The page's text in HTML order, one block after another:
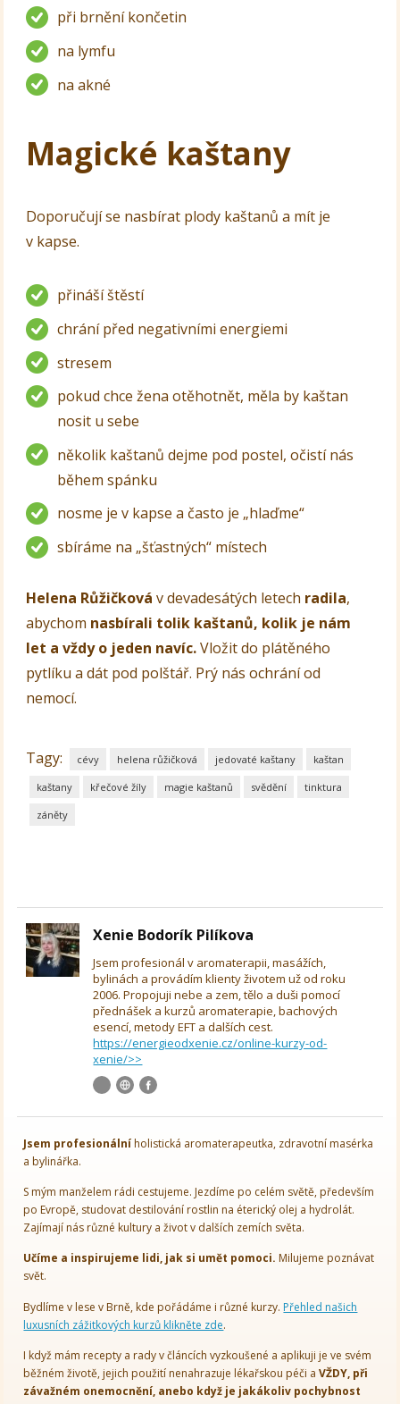
při brnění končetin
na lymfu
na akné
Magické kaštany
Doporučují se nasbírat plody kaštanů a mít je
v kapse.
přináší štěstí
chrání před negativními energiemi
stresem
pokud chce žena otěhotnět, měla by kaštan
nosit u sebe
několik kaštanů dejme pod postel, očistí nás
během spánku
nosme je v kapse a často je „hlaďme“
sbíráme na „šťastných“ místech
Helena Růžičkováv devadesátých letech radila,
abychom nasbírali tolik kaštanů, kolik je nám
let a vždy o jeden navíc.Vložit do plátěného
pytlíku a dát pod polštář. Prý nás ochrání od
nemocí.
Tagy: cévy helena růžičková jedovaté kaštany kaštan
kaštany křečové žíly magie kaštanů svědění tinktura
záněty
Xenie Bodorík Pilíkova
Jsem profesionál v aromaterapii, masážích,
bylinách a provádím klienty životem už od roku
2006. Propojuji nebe a zem, tělo a duši pomocí
přednášek a kurzů aromaterapie, bachových
esencí, metody EFT a dalších cest.
https://energieodxenie.cz/online-kurzy-od-
xenie/>>
Jsem profesionálníholistická aromaterapeutka, zdravotní masérka
a bylinářka.
S mým manželem rádi cestujeme. Jezdíme po celém světě, především
po Evropě, studovat destilování rostlin na éterický olej a hydrolát.
Zajímají nás různé kultury a život v dalších zemích světa.
Učíme a inspirujeme lidi, jak si umět pomoci. Milujeme poznávat
svět.
Bydlíme v lese v Brně, kde pořádáme i různé kurzy. Přehled našich
luxusních zážitkových kurzů klikněte zde.
I když mám recepty a rady v článcích vyzkoušené a aplikuji je ve svém
běžném životě, jejich použití nenahrazuje lékařskou péči aVŽDY, při
závažném onemocnění, anebo když je jakákoliv pochybnost